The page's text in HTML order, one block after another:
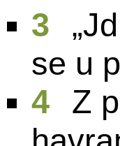
3
se u
4
Z